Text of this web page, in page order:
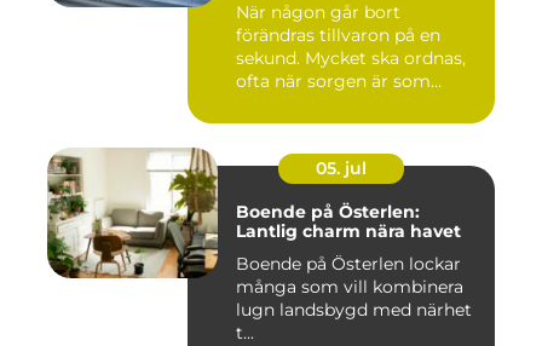
När någon går bort
förändras tillvaron på en
sekund. Mycket ska ordnas,
ofta när sorgen är som
05. jul
Boende på Österlen:
Lantlig charm nära havet
Boende på Österlen lockar
många som vill kombinera
lugn landsbygd med närhet
t...